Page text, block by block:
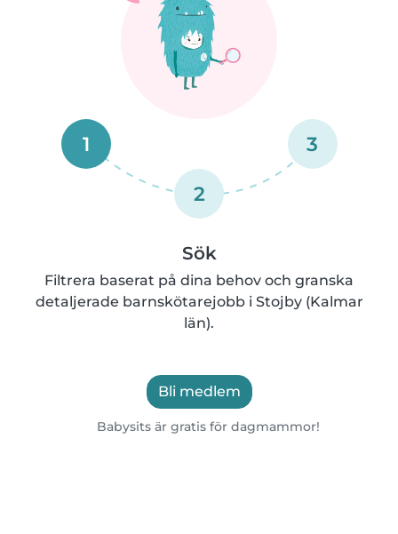
1
2
3
Sök
Filtrera baserat på dina behov och granska
detaljerade barnskötarejobb i Stojby (Kalmar
län).
Bli medlem
Babysits är gratis för dagmammor!